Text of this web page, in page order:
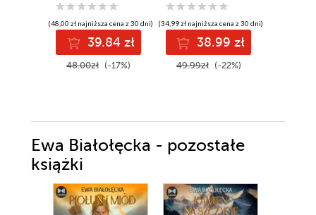
(48,00 zł najniższa cena z 30 dni)
39.84 zł
48.00zł (-17%)
(34,99 zł najniższa cena z 30 dni)
38.99 zł
49.99zł (-22%)
Ewa Białołęcka - pozostałe
książki